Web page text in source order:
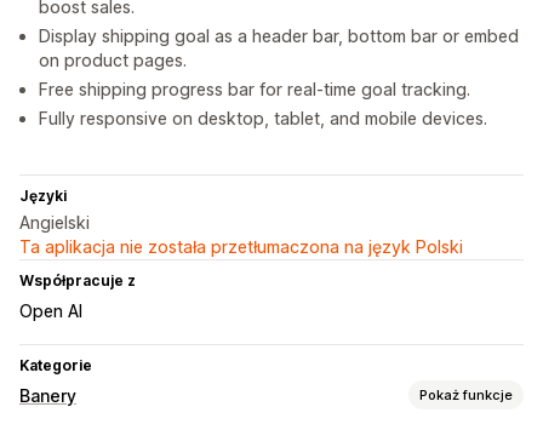
boost sales.
Display shipping goal as a header bar, bottom bar or embed
on product pages.
Free shipping progress bar for real-time goal tracking.
Fully responsive on desktop, tablet, and mobile devices.
Języki
Angielski
Ta aplikacja nie została przetłumaczona na język Polski
Współpracuje z
Open AI
Kategorie
Banery Pokaż funkcje